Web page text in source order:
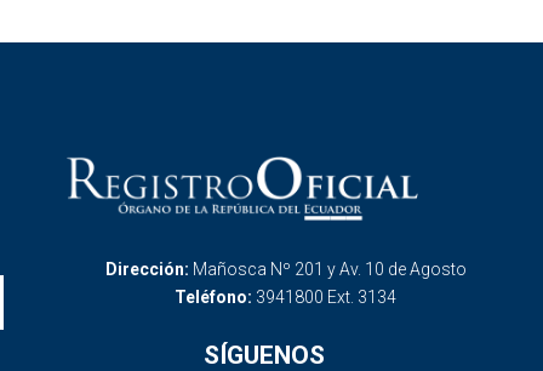
Dirección: Mañosca Nº 201 y Av. 10 de Agosto
Teléfono: 3941800 Ext. 3134
SÍGUENOS